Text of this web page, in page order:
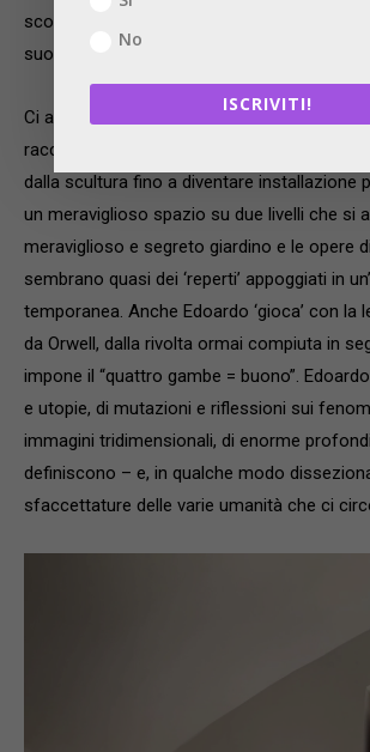
scoviamo una splendida porta in stile Liberty
suoniamo il campanello.
Ci accolgono Fernanda Garcia Marino e
raccontano il percorso che si compone di
dalla scultura fino a diventare installazione
un meraviglioso spazio su due livelli che si
meraviglioso e segreto giardino e le opere
sembrano quasi dei ‘reperti’ appoggiati in
temporanea. Anche Edoardo ‘gioca’ con la
da Orwell, dalla rivolta ormai compiuta in
impone il “quattro gambe = buono”.
e utopie, di mutazioni e riflessioni sui
immagini tridimensionali, di enorme
definiscono – e, in qualche modo
sfaccettature delle varie umanità che ci
No
ISCRIVITI!